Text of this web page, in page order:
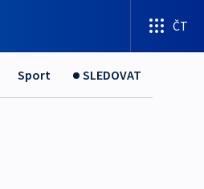
ČT
Sport SLEDOVAT